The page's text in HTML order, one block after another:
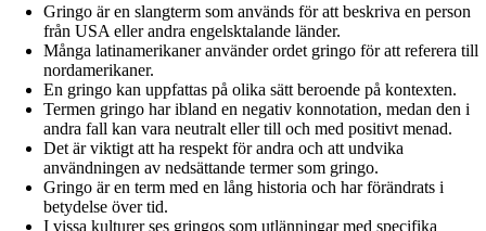
Gringo är en slangterm som används för att beskriva en person
från USA eller andra engelsktalande länder.
Många latinamerikaner använder ordet gringo för att referera till
nordamerikaner.
En gringo kan uppfattas på olika sätt beroende på kontexten.
Termen gringo har ibland en negativ konnotation, medan den i
andra fall kan vara neutralt eller till och med positivt menad.
Det är viktigt att ha respekt för andra och att undvika
användningen av nedsättande termer som gringo.
Gringo är en term med en lång historia och har förändrats i
betydelse över tid.
I vissa kulturer ses gringos som utlänningar med specifika